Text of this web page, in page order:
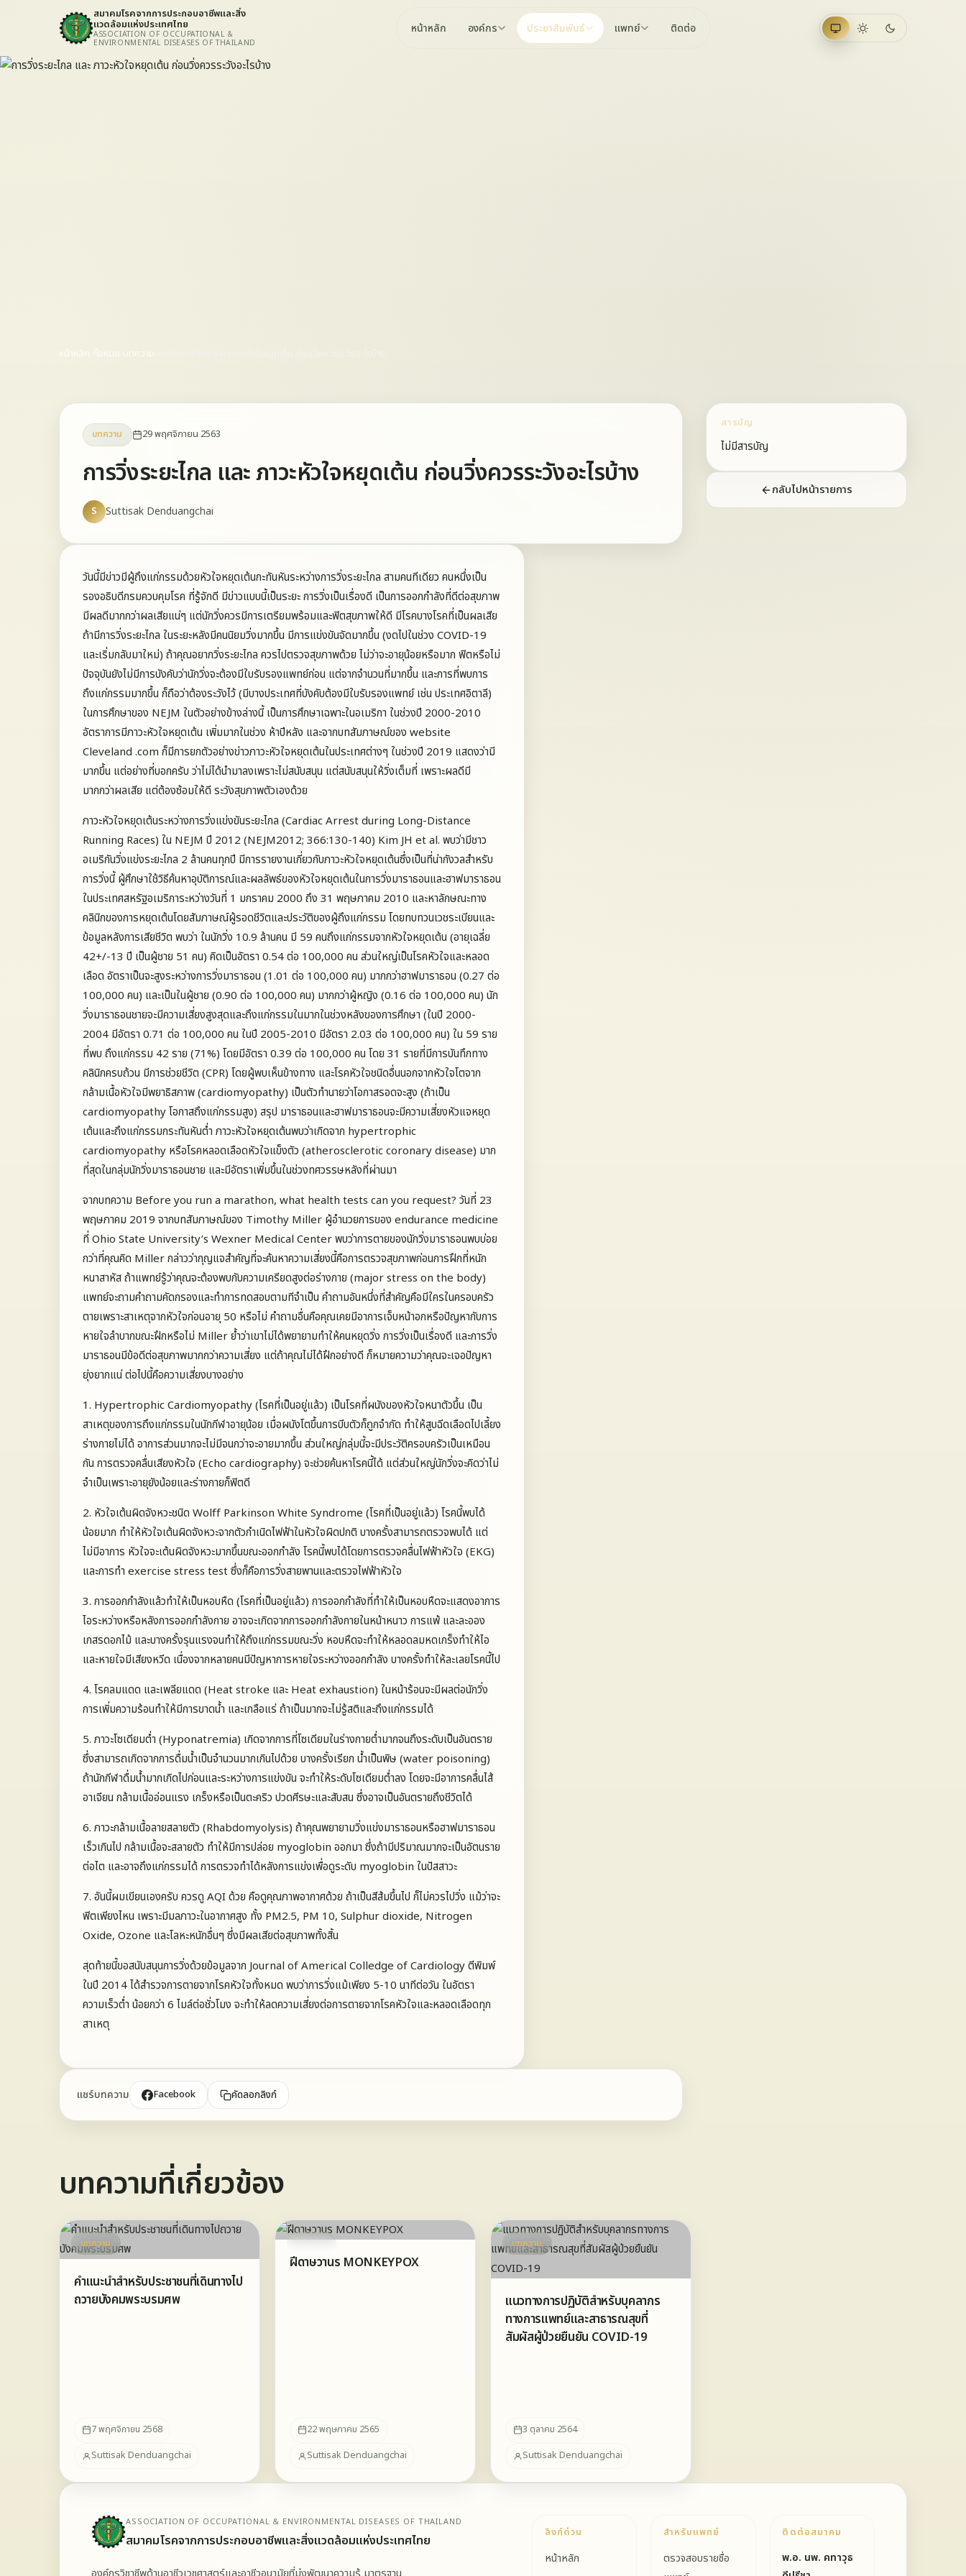
สมาคมโรคจากการประกอบอาชีพและสิ่ง
แวดล้อมแห่งประเทศไทย
ASSOCIATION OF OCCUPATIONAL &
ENVIRONMENTAL DISEASES OF THAILAND
หน้าหลัก องค์กร ประชาสัมพันธ์ แพทย์ ติดต่อ
หน้าหลัก ทั้งหมด บทความ
บทความ 29 พฤศจิกายน 2563
การวิ่งระยะไกล และ ภาวะหัวใจหยุดเต้น ก่อนวิ่งควรระวังอะไรบ้าง
S Suttisak Denduangchai
วันนี้มีข่าวมีผู้ถึงแก่กรรมด้วยหัวใจหยุดเต้นกะทันหันระหว่างการวิ่งระยะไกล สามคนทีเดียว คนหนึ่งเป็น
รองอธิบดีกรมควบคุมโรค ที่รู้จักดี มีข่าวแบบนี้เป็นระยะ การวิ่งเป็นเรื่องดี เป็นการออกกำลังที่ดีต่อสุขภาพ
มีผลดีมากกว่าผลเสียแน่ๆ แต่นักวิ่งควรมีการเตรียมพร้อมและฟิตสุขภาพให้ดี มีโรคบางโรคที่เป็นผลเสีย
ถ้ามีการวิ่งระยะไกล ในระยะหลังมีคนนิยมวิ่งมากขึ้น มีการแข่งขันจัดมากขึ้น (งดไปในช่วง COVID-19
และเริ่มกลับมาใหม่) ถ้าคุณอยากวิ่งระยะไกล ควรไปตรวจสุขภาพด้วย ไม่ว่าจะอายุน้อยหรือมาก ฟิตหรือไม่
ปัจจุบันยังไม่มีการบังคับว่านักวิ่งจะต้องมีใบรับรองแพทย์ก่อน แต่จากจำนวนที่มากขึ้น และการที่พบการ
ถึงแก่กรรมมากขึ้น ก็ถือว่าต้องระวังไว้ (มีบางประเทศที่บังคับต้องมีใบรับรองแพทย์ เช่น ประเทศอิตาลี)
ในการศึกษาของ NEJM ในตัวอย่างข้างล่างนี้ เป็นการศึกษาเฉพาะในอเมริกา ในช่วงปี 2000-2010
อัตราการมีภาวะหัวใจหยุดเต้น เพิ่มมากในช่วง ห้าปีหลัง และจากบทสัมภาษณ์ของ website
Cleveland .com ก็มีการยกตัวอย่างข่าวภาวะหัวใจหยุดเต้นในประเทศต่างๆ ในช่วงปี 2019 แสดงว่ามี
มากขึ้น แต่อย่างที่บอกครับ ว่าไม่ได้นำมาลงเพราะไม่สนับสนุน แต่สนับสนุนให้วิ่งเต็มที่ เพราะผลดีมี
มากกว่าผลเสีย แต่ต้องซ้อมให้ดี ระวังสุขภาพตัวเองด้วย
ภาวะหัวใจหยุดเต้นระหว่างการวิ่งแข่งขันระยะไกล (Cardiac Arrest during Long-Distance
Running Races) ใน NEJM ปี 2012 (NEJM2012; 366:130-140) Kim JH et al. พบว่ามีชาว
อเมริกันวิ่งแข่งระยะไกล 2 ล้านคนทุกปี มีการรายงานเกี่ยวกับภาวะหัวใจหยุดเต้นซึ่งเป็นที่น่ากังวลสำหรับ
การวิ่งนี้ ผู้ศึกษาใช้วิธีค้นหาอุบัติการณ์และผลลัพธ์ของหัวใจหยุดเต้นในการวิ่งมาราธอนและฮาฟมาราธอน
ในประเทศสหรัฐอเมริการะหว่างวันที่ 1 มกราคม 2000 ถึง 31 พฤษภาคม 2010 และหาลักษณะทาง
คลินิกของการหยุดเต้นโดยสัมภาษณ์ผู้รอดชีวิตและประวัติของผู้ถึงแก่กรรม โดยทบทวนเวชระเบียนและ
ข้อมูลหลังการเสียชีวิต พบว่า ในนักวิ่ง 10.9 ล้านคน มี 59 คนถึงแก่กรรมจากหัวใจหยุดเต้น (อายุเฉลี่ย
42+/-13 ปี เป็นผู้ชาย 51 คน) คิดเป็นอัตรา 0.54 ต่อ 100,000 คน ส่วนใหญ่เป็นโรคหัวใจและหลอด
เลือด อัตราเป็นจะสูงระหว่างการวิ่งมาราธอน (1.01 ต่อ 100,000 คน) มากกว่าฮาฟมาราธอน (0.27 ต่อ
100,000 คน) และเป็นในผู้ชาย (0.90 ต่อ 100,000 คน) มากกว่าผู้หญิง (0.16 ต่อ 100,000 คน) นัก
วิ่งมาราธอนชายจะมีความเสี่ยงสูงสุดและถึงแก่กรรมในมากในช่วงหลังของการศึกษา (ในปี 2000-
2004 มีอัตรา 0.71 ต่อ 100,000 คน ในปี 2005-2010 มีอัตรา 2.03 ต่อ 100,000 คน) ใน 59 ราย
ที่พบ ถึงแก่กรรม 42 ราย (71%) โดยมีอัตรา 0.39 ต่อ 100,000 คน โดย 31 รายที่มีการบันทึกทาง
คลินิกครบถ้วน มีการช่วยชีวิต (CPR) โดยผู้พบเห็นข้างทาง และโรคหัวใจชนิดอื่นนอกจากหัวใจโตจาก
กล้ามเนื้อหัวใจมีพยาธิสภาพ (cardiomyopathy) เป็นตัวทำนายว่าโอกาสรอดจะสูง (ถ้าเป็น
cardiomyopathy โอกาสถึงแก่กรรมสูง) สรุป มาราธอนและฮาฟมาราธอนจะมีความเสี่ยงหัวแจหยุด
เต้นและถึงแก่กรรมกระทันหันต่ำ ภาวะหัวใจหยุดเต้นพบว่าเกิดจาก hypertrophic
cardiomyopathy หรือโรคหลอดเลือดหัวใจแข็งตัว (atherosclerotic coronary disease) มาก
ที่สุดในกลุ่มนักวิ่งมาราธอนชาย และมีอัตราเพิ่มขึ้นในช่วงทศวรรษหลังที่ผ่านมา
จากบทความ Before you run a marathon, what health tests can you request? วันที่ 23
พฤษภาคม 2019 จากบทสัมภาษณ์ของ Timothy Miller ผู้อำนวยการของ endurance medicine
ที่ Ohio State University’s Wexner Medical Center พบว่าการตายของนักวิ่งมาราธอนพบบ่อย
กว่าที่คุณคิด Miller กล่าวว่ากุญแจสำคัญที่จะค้นหาความเสี่ยงนี้คือการตรวจสุขภาพก่อนการฝึกที่หนัก
หนาสาหัส ถ้าแพทย์รู้ว่าคุณจะต้องพบกับความเครียดสูงต่อร่างกาย (major stress on the body)
แพทย์จะถามคำถามคัดกรองและทำการทดสอบตามทีจำเป็น คำถามอันหนึ่งที่สำคัญคือมีใครในครอบครัว
ตายเพราะสาเหตุจากหัวใจก่อนอายุ 50 หรือไม่ คำถามอื่นคือคุณเคยมีอาการเจ็บหน้าอกหรือปัญหากับการ
หายใจลำบากขณะฝึกหรือไม่ Miller ย้ำว่าเขาไม่ได้พยายามทำให้คนหยุดวิ่ง การวิ่งเป็นเรื่องดี และการวิ่ง
มาราธอนมีข้อดีต่อสุขภาพมากกว่าความเสี่ยง แต่ถ้าคุณไม่ได้ฝึกอย่างดี ก็หมายความว่าคุณจะเจอปัญหา
ยุ่งยากแน่ ต่อไปนี้คือความเสี่ยงบางอย่าง
1. Hypertrophic Cardiomyopathy (โรคที่เป็นอยู่แล้ว) เป็นโรคที่ผนังของหัวใจหนาตัวขึ้น เป็น
สาเหตุของการถึงแก่กรรมในนักกีฬาอายุน้อย เมื่อผนังโตขึ้นการบีบตัวก็ถูกจำกัด ทำให้สูบฉีดเลือดไปเลี้ยง
ร่างกายไม่ได้ อาการส่วนมากจะไม่มีจนกว่าจะอายมากขึ้น ส่วนใหญ่กลุ่มนี้จะมีประวัติครอบครัวเป็นเหมือน
กัน การตรวจคลื่นเสียงหัวใจ (Echo cardiography) จะช่วยค้นหาโรคนี้ได้ แต่ส่วนใหญ่นักวิ่งจะคิดว่าไม่
จำเป็นเพราะอายุยังน้อยและร่างกายก็ฟิตดี
2. หัวใจเต้นผิดจังหวะชนิด Wolff Parkinson White Syndrome (โรคที่เป็นอยู่แล้ว) โรคนี้พบได้
น้อยมาก ทำให้หัวใจเต้นผิดจังหวะจากตัวกำเนิดไฟฟ้าในหัวใจผิดปกติ บางครั้งสามารถตรวจพบได้ แต่
ไม่มีอาการ หัวใจจะเต้นผิดจังหวะมากขึ้นขณะออกกำลัง โรคนี้พบได้โดยการตรวจคลื่นไฟฟ้าหัวใจ (EKG)
และการทำ exercise stress test ซึ่งก็คือการวิ่งสายพานและตรวจไฟฟ้าหัวใจ
3. การออกกำลังแล้วทำให้เป็นหอบหืด (โรคที่เป็นอยู่แล้ว) การออกกำลังที่ทำให้เป็นหอบหืดจะแสดงอาการ
ไอระหว่างหรือหลังการออกกำลังกาย อาจจะเกิดจากการออกกำลังกายในหน้าหนาว การแพ้ และละออง
เกสรดอกไม้ และบางครั้งรุนแรงจนทำให้ถึงแก่กรรมขณะวิ่ง หอบหืดจะทำให้หลอดลมหดเกร็งทำให้ไอ
และหายใจมีเสียงหวีด เนื่องจากหลายคนมีปัญหาการหายใจระหว่างออกกำลัง บางครั้งทำให้ละเลยโรคนี้ไป
4. โรคลมแดด และเพลียแดด (Heat stroke และ Heat exhaustion) ในหน้าร้อนจะมีผลต่อนักวิ่ง
การเพิ่มความร้อนทำให้มีการขาดน้ำ และเกลือแร่ ถ้าเป็นมากจะไม่รู้สติและถึงแก่กรรมได้
5. ภาวะโซเดียมต่ำ (Hyponatremia) เกิดจากการที่โซเดียมในร่างกายต่ำมากจนถึงระดับเป็นอันตราย
ซึ่งสามารถเกิดจากการดื่มน้ำเป็นจำนวนมากเกินไปด้วย บางครั้งเรียก น้ำเป็นพิษ (water poisoning)
ถ้านักกีฬาดื่มน้ำมากเกิดไปก่อนและระหว่างการแข่งขัน จะทำให้ระดับโซเดียมต่ำลง โดยจะมีอาการคลื่นไส้
อาเจียน กล้ามเนื้ออ่อนแรง เกร็งหรือเป็นตะคริว ปวดศีรษะและสับสน ซึ่งอาจเป็นอันตรายถึงชีวิตได้
6. ภาวะกล้ามเนื้อลายสลายตัว (Rhabdomyolysis) ถ้าคุณพยายามวิ่งแข่งมาราธอนหรือฮาฟมาราธอน
เร็วเกินไป กล้ามเนื้อจะสลายตัว ทำให้มีการปล่อย myoglobin ออกมา ซึ่งถ้ามีปริมาณมากจะเป็นอัตนราย
ต่อไต และอาจถึงแก่กรรมได้ การตรวจทำได้หลังการแข่งเพื่อดูระดับ myoglobin ในปัสสาวะ
7. อันนี้ผมเขียนเองครับ ควรดู AQI ด้วย คือดูคุณภาพอากาศด้วย ถ้าเป็นสีส้มขึ้นไป ก็ไม่ควรไปวิ่ง แม้ว่าจะ
ฟิตเพียงไหน เพราะมีมลภาวะในอากาศสูง ทั้ง PM2.5, PM 10, Sulphur dioxide, Nitrogen
Oxide, Ozone และโลหะหนักอื่นๆ ซึ่งมีผลเสียต่อสุขภาพทั้งสิ้น
สุดท้ายนี้ขอสนับสนุนการวิ่งด้วยข้อมูลจาก Journal of Americal Colledge of Cardiology ตีพิมพ์
ในปี 2014 ได้สำรวจการตายจากโรคหัวใจทั้งหมด พบว่าการวิ่งแม้เพียง 5-10 นาทีต่อวัน ในอัตรา
ความเร็วต่ำ น้อยกว่า 6 ไมล์ต่อชั่วโมง จะทำให้ลดความเสี่ยงต่อการตายจากโรคหัวใจและหลอดเลือดทุก
สาเหตุ
แชร์บทความ Facebook คัดลอกลิงก์
สารบัญ
ไม่มีสารบัญ
กลับไปหน้ารายการ
บทความที่เกี่ยวข้อง
บทความ
คำแนะนำสำหรับประชาชนที่เดินทางไป
ถวายบังคมพระบรมศพ
7 พฤศจิกายน 2568
Suttisak Denduangchai
บทความ
ฝีดาษวานร MONKEYPOX
22 พฤษภาคม 2565
Suttisak Denduangchai
บทความ
แนวทางการปฏิบัติสำหรับบุคลากร
ทางการแพทย์และสาธารณสุขที่
สัมผัสผู้ป่วยยืนยัน COVID-19
3 ตุลาคม 2564
Suttisak Denduangchai
ASSOCIATION OF OCCUPATIONAL & ENVIRONMENTAL DISEASES OF THAILAND
สมาคมโรคจากการประกอบอาชีพและสิ่งแวดล้อมแห่งประเทศไทย
ลิงก์ด่วน
หน้าหลัก
สำหรับแพทย์
ตรวจสอบรายชื่อ
ติดต่อสมาคม
พ.อ. นพ. คทาวุธ